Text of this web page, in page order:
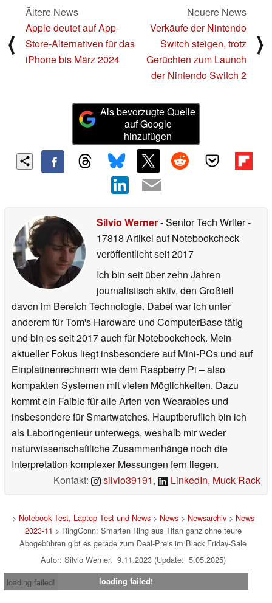
⟨
Ältere News
Apple deutet auf App-
Store-Alternativen für das
iPhone bis März 2024
Neuere News
Verkäufe der Nintendo
Switch steigen, trotz
Gerüchten zum Launch
der Nintendo Switch 2
⟩
Als bevorzugte Quelle
auf Google
hinzufügen
Silvio Werner- Senior Tech Writer-
17818 Artikel auf Notebookcheck
veröffentlichtseit 2017
Ich bin seit über zehn Jahren
journalistisch aktiv, den Großteil
davon im Bereich Technologie. Dabei war ich unter
anderem für Tom's Hardware und ComputerBase tätig
und bin es seit 2017 auch für Notebookcheck. Mein
aktueller Fokus liegt insbesondere auf Mini-PCs und auf
Einplatinenrechnern wie dem Raspberry Pi – also
kompakten Systemen mit vielen Möglichkeiten. Dazu
kommt ein Faible für alle Arten von Wearables und
insbesondere für Smartwatches. Hauptberuflich bin ich
als Laboringenieur unterwegs, weshalb mir weder
naturwissenschaftliche Zusammenhänge noch die
Interpretation komplexer Messungen fern liegen.
Kontakt:
silvio39191, LinkedIn, Muck Rack
> Notebook Test, Laptop Test und News> News> Newsarchiv> News
2023-11 > RingConn: Smarten Ring aus Titan ganz ohne teure
Abogebühren gibt es gerade zum Deal-Preis im Black Friday-Sale
Autor: Silvio Werner, 9.11.2023 (Update: 5.05.2025)
loading failed!
loading failed!